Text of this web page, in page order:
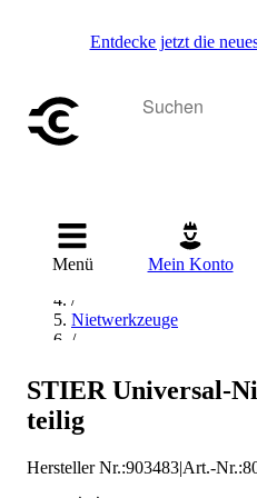
Entdecke jetzt die
Menü Mein Konto
Startseite
/
/
Nietwerkzeuge
/
/
STIER Nietwerkzeug-
STIER Universal-
teilig
Hersteller Nr.:903483|Art.-Nr.: